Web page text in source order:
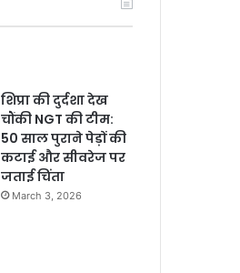
शिप्रा की दुर्दशा देख
चौंकी NGT की टीम:
50 साल पुराने पेड़ों की
कटाई और सीवरेज पर
जताई चिंता
March 3, 2026